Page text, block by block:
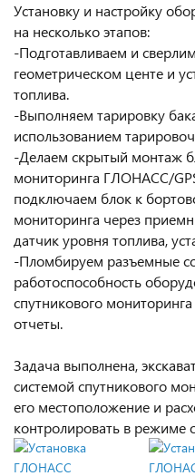
Установку и настройку
на несколько этапов:
-Подготавливаем и
геометрическом центе и
топлива.
-Выполняем тарировку
использованием
-Делаем скрытый монтаж
мониторинга ГЛОНАСС/
подключаем блок к
мониторинга через
датчик уровня топлива,
-Пломбируем разъемные
работоспособность
спутникового
отчеты.
Задача выполнена,
системой спутникового
его местоположение и
контролировать в режиме